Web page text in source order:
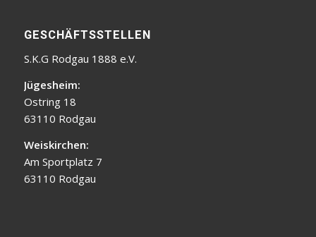
GESCHÄFTSSTELLEN
S.K.G Rodgau 1888 e.V.
Jügesheim:
Ostring 18
63110 Rodgau
Weiskirchen:
Am Sportplatz 7
63110 Rodgau